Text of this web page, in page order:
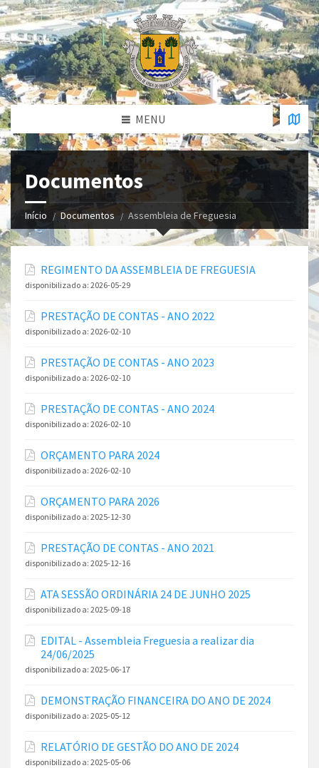
MENU
Documentos
Início Documentos Assembleia de Freguesia
REGIMENTO DA ASSEMBLEIA DE FREGUESIA
disponibilizado a: 2026-05-29
PRESTAÇÃO DE CONTAS - ANO 2022
disponibilizado a: 2026-02-10
PRESTAÇÃO DE CONTAS - ANO 2023
disponibilizado a: 2026-02-10
PRESTAÇÃO DE CONTAS - ANO 2024
disponibilizado a: 2026-02-10
ORÇAMENTO PARA 2024
disponibilizado a: 2026-02-10
ORÇAMENTO PARA 2026
disponibilizado a: 2025-12-30
PRESTAÇÃO DE CONTAS - ANO 2021
disponibilizado a: 2025-12-16
ATA SESSÃO ORDINÁRIA 24 DE JUNHO 2025
disponibilizado a: 2025-09-18
EDITAL - Assembleia Freguesia a realizar dia
24/06/2025
disponibilizado a: 2025-06-17
DEMONSTRAÇÃO FINANCEIRA DO ANO DE 2024
disponibilizado a: 2025-05-12
RELATÓRIO DE GESTÃO DO ANO DE 2024
disponibilizado a: 2025-05-06